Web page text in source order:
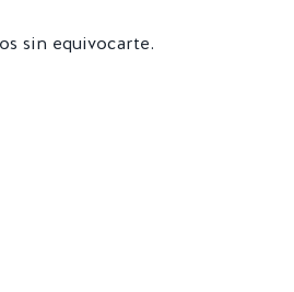
sin equivocarte.